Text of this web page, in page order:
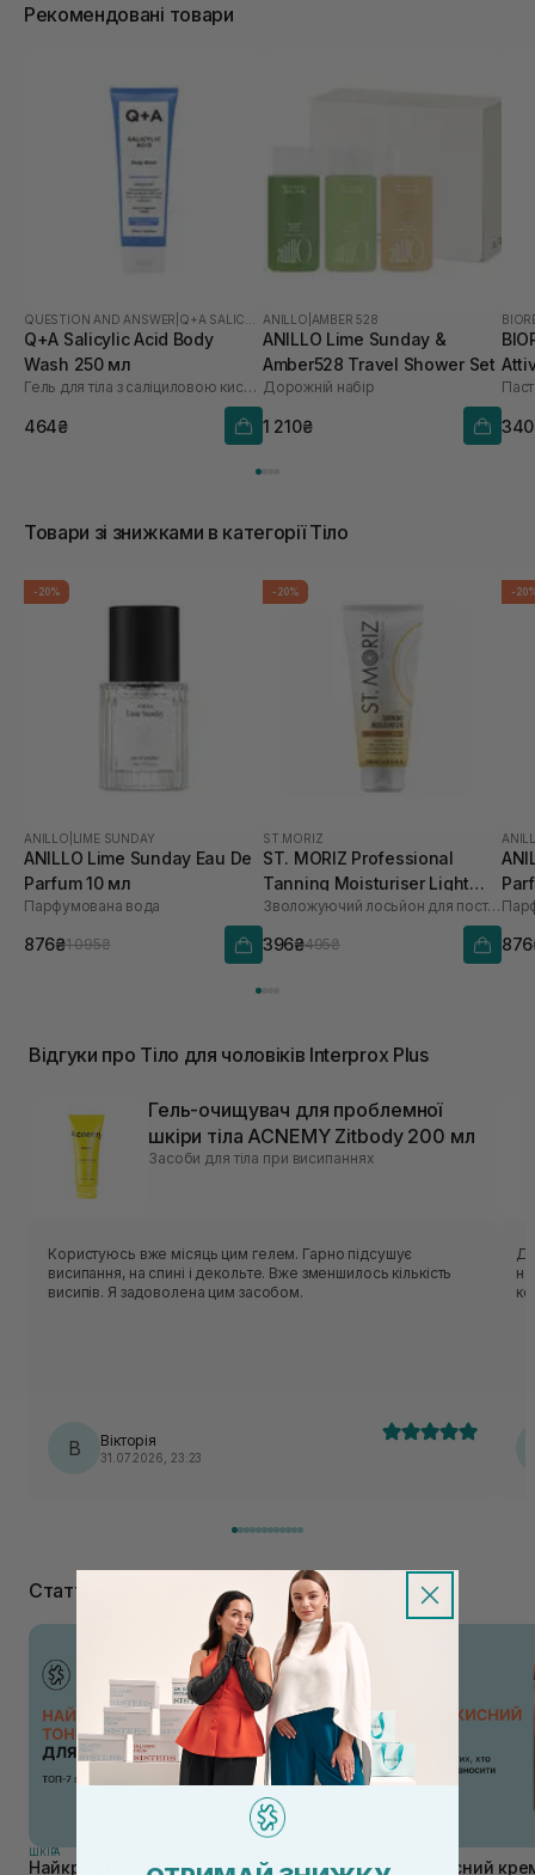
Рекомендовані товари
QUESTION AND ANSWER
Q+A Salicylic Acid Body
Wash 250 мл
Гель для тіла з саліциловою кислотою
464₴
ANILLO AMBER 528
ANILLO Lime Sunday &
Amber528 Travel Shower Set
Дорожній набір
1 210₴
Товари зі знижками в категорії Тіло
-20%
ANILLO LIME SUNDAY
ANILLO Lime Sunday Eau De
Parfum 10 мл
Парфумована вода
876₴1 095₴
-20%
ST.MORIZ
ST. MORIZ Professional
Tanning Moisturiser Light
200 мл
Зволожуючий лосьйон для поступової засмаги
396₴495₴
-
Відгуки про Тіло для чоловіків Interprox Plus
Гель-очищувач для проблемної
шкіри тіла ACNEMY Zitbody 200 мл
Засоби для тіла при висипаннях
Користуюсь вже місяць цим гелем. Гарно підсушує
висипання, на спині і декольте. Вже зменшилось кількість
висипів. Я задоволена цим засобом.
В Вікторія
31.07.2026, 23:23
Статті
ШКIРА
Найкращі тонери та тоніки для Сонцезахисний